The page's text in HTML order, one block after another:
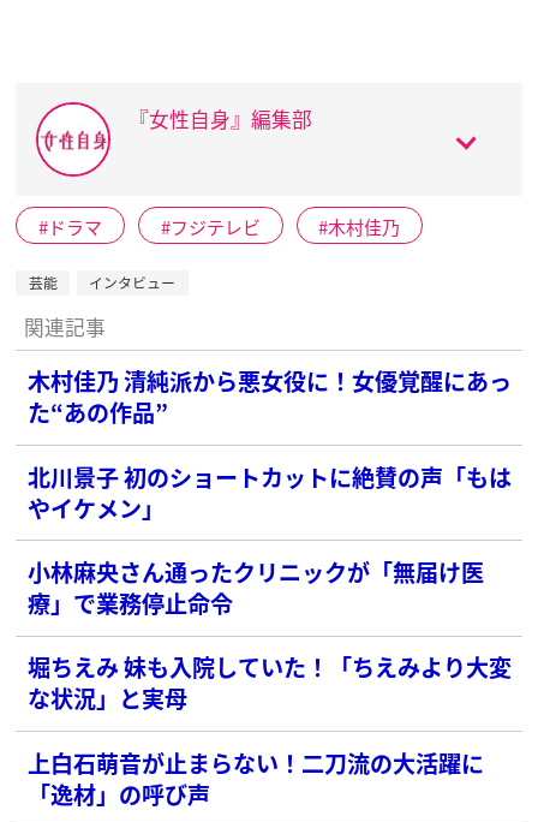
『女性自身』編集部
ドラマ フジテレビ 木村佳乃
芸能 インタビュー
関連記事
木村佳乃 清純派から悪女役に！女優覚醒にあっ
た“あの作品”
北川景子 初のショートカットに絶賛の声「もは
やイケメン」
小林麻央さん通ったクリニックが「無届け医
療」で業務停止命令
堀ちえみ 妹も入院していた！「ちえみより大変
な状況」と実母
上白石萌音が止まらない！二刀流の大活躍に
「逸材」の呼び声